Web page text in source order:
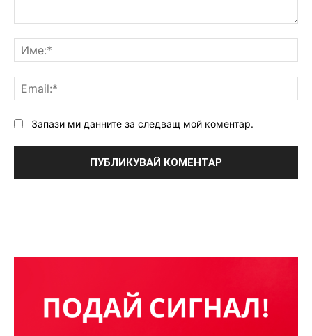
Запази ми данните за следващ мой коментар.